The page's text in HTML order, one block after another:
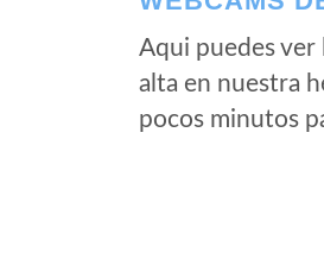
Aqui puedes ver
alta en nuestra
pocos minutos